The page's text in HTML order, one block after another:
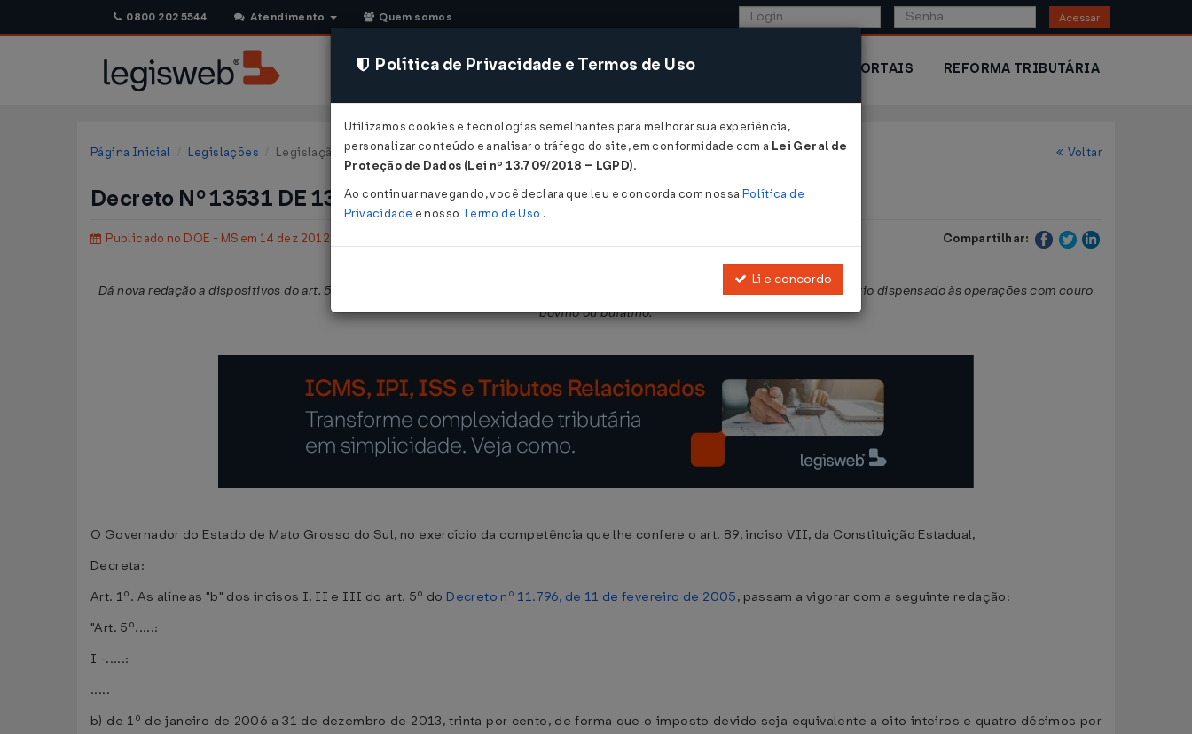
0800 202 5544 Atendimento Quem somos Acessar
CONSULTORIA SISTEMAS COMÉRCIO EXTERIOR PORTAIS REFORMA TRIBUTÁRIA
Página Inicial Legislações Legislação Estadual - Mato Grosso do Sul Voltar
Decreto Nº 13531 DE 13/12/2012
Publicado no DOE - MS em 14 dez 2012 Compartilhar:
Dá nova redação a dispositivos do art. 5º do
, que dispõe sobre o tratamento tributário dispensado às operações com couro
bovino ou bufalino.
O Governador do Estado de Mato Grosso do Sul, no exercício da competência que lhe confere o art. 89, inciso VII, da Constituição Estadual,
Decreta:
Art. 1º. As alíneas "b" dos incisos I, II e III do art. 5º do Decreto nº 11.796, de 11 de fevereiro de 2005, passam a vigorar com a seguinte redação:
"Art. 5º.....:
I -.....:
.....
b) de 1º de janeiro de 2006 a 31 de dezembro de 2013, trinta por cento, de forma que o imposto devido seja equivalente a oito inteiros e quatro décimos por
Política de Privacidade e Termos de Uso
Utilizamos cookies e tecnologias semelhantes para melhorar sua experiência,
personalizar conteúdo e analisar o tráfego do site, em conformidade com a Lei Geral de
Proteção de Dados (Lei nº 13.709/2018 – LGPD).
Ao continuar navegando, você declara que leu e concorda com nossa Política de
Privacidade e nosso Termo de Uso .
Li e concordo